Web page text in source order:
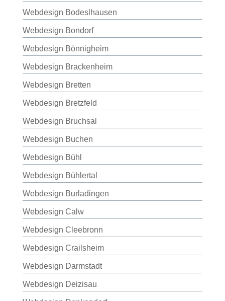
Webdesign Bodeslhausen
Webdesign Bondorf
Webdesign Bönnigheim
Webdesign Brackenheim
Webdesign Bretten
Webdesign Bretzfeld
Webdesign Bruchsal
Webdesign Buchen
Webdesign Bühl
Webdesign Bühlertal
Webdesign Burladingen
Webdesign Calw
Webdesign Cleebronn
Webdesign Crailsheim
Webdesign Darmstadt
Webdesign Deizisau